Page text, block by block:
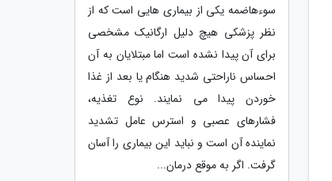
سوءهاضمه یکی از بیماری هایی است که از
نظر پزشکی هیچ دلیل ارگانیک مشخصی
برای آن پیدا نشده است اما مبتلایان به آن
احساس ناراحتی شدید هنگام یا بعد از غذا
خوردن پیدا می نمایند. نوع تغذیه،
فشارهای عصبی و استرس عامل تشدید
نماینده آن است و نباید این بیماری را آسان
گرفت. اگر به موقع درمان...